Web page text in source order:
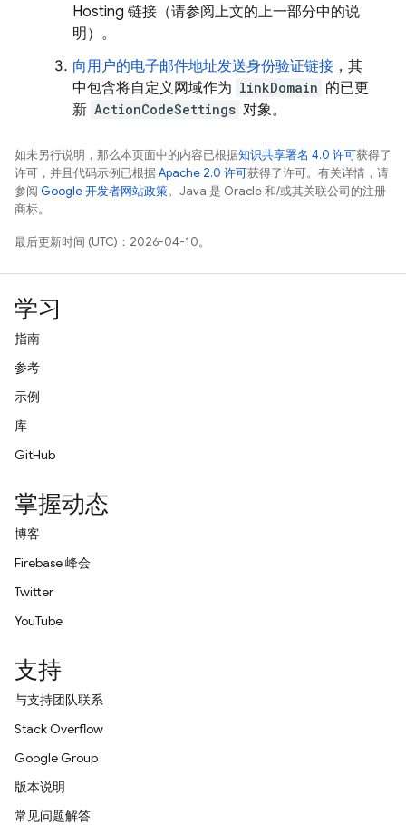
Hosting 链接（请参阅上文的上一部分中的说
明）。
向用户的电子邮件地址发送身份验证链接 ，其
中包含将自定义网域作为 linkDomain 的已更
新 ActionCodeSettings 对象。
如未另行说明，那么本页面中的内容已根据知识共享署名 4.0 许可获得了
许可，并且代码示例已根据Apache 2.0 许可获得了许可。有关详情，请
参阅 Google 开发者网站政策。Java 是 Oracle 和/或其关联公司的注册
商标。
最后更新时间 (UTC)：2026-04-10。
学习
指南
参考
示例
库
GitHub
掌握动态
博客
Firebase 峰会
Twitter
YouTube
支持
与支持团队联系
Stack Overflow
Google Group
版本说明
常见问题解答